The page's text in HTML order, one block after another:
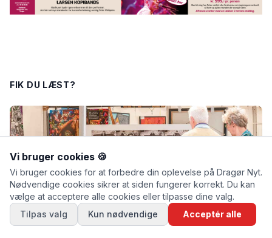
FIK DU LÆST?
Vi bruger cookies 🍪
Vi bruger cookies for at forbedre din oplevelse på Dragør Nyt.
Nødvendige cookies sikrer at siden fungerer korrekt. Du kan
vælge at acceptere alle cookies eller tilpasse dine valg.
Tilpas valg
Kun nødvendige Acceptér alle